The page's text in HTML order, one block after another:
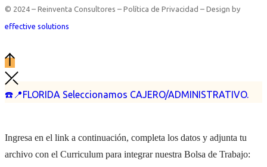
☎️📍FLORIDA Seleccionamos CAJERO/ADMINISTRATIVO.
© 2024 – Reinventa Consultores – Política de Privacidad – Design by
effective solutions
Ingresa en el link a continuación, completa los datos y adjunta tu
archivo con el Curriculum para integrar nuestra Bolsa de Trabajo: